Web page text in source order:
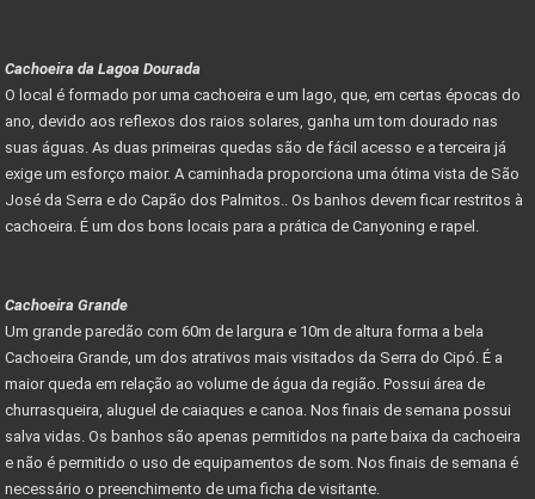
Cachoeira da Lagoa Dourada
O local é formado por uma cachoeira e um lago, que, em certas épocas do
ano, devido aos reflexos dos raios solares, ganha um tom dourado nas
suas águas. As duas primeiras quedas são de fácil acesso e a terceira já
exige um esforço maior. A caminhada proporciona uma ótima vista de São
José da Serra e do Capão dos Palmitos.. Os banhos devem ficar restritos à
cachoeira. É um dos bons locais para a prática de Canyoning e rapel.
Cachoeira Grande
Um grande paredão com 60m de largura e 10m de altura forma a bela
Cachoeira Grande, um dos atrativos mais visitados da Serra do Cipó. É a
maior queda em relação ao volume de água da região. Possui área de
churrasqueira, aluguel de caiaques e canoa. Nos finais de semana possui
salva vidas. Os banhos são apenas permitidos na parte baixa da cachoeira
e não é permitido o uso de equipamentos de som. Nos finais de semana é
necessário o preenchimento de uma ficha de visitante.